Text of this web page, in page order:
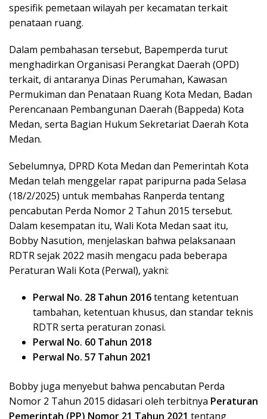
spesifik pemetaan wilayah per kecamatan terkait
penataan ruang.
Dalam pembahasan tersebut, Bapemperda turut
menghadirkan Organisasi Perangkat Daerah (OPD)
terkait, di antaranya Dinas Perumahan, Kawasan
Permukiman dan Penataan Ruang Kota Medan, Badan
Perencanaan Pembangunan Daerah (Bappeda) Kota
Medan, serta Bagian Hukum Sekretariat Daerah Kota
Medan.
Sebelumnya, DPRD Kota Medan dan Pemerintah Kota
Medan telah menggelar rapat paripurna pada Selasa
(18/2/2025) untuk membahas Ranperda tentang
pencabutan Perda Nomor 2 Tahun 2015 tersebut.
Dalam kesempatan itu, Wali Kota Medan saat itu,
Bobby Nasution, menjelaskan bahwa pelaksanaan
RDTR sejak 2022 masih mengacu pada beberapa
Peraturan Wali Kota (Perwal), yakni:
Perwal No. 28 Tahun 2016tentang ketentuan
tambahan, ketentuan khusus, dan standar teknis
RDTR serta peraturan zonasi.
Perwal No. 60 Tahun 2018
Perwal No. 57 Tahun 2021
Bobby juga menyebut bahwa pencabutan Perda
Nomor 2 Tahun 2015 didasari oleh terbitnya Peraturan
Pemerintah (PP) Nomor 21 Tahun 2021 tentang